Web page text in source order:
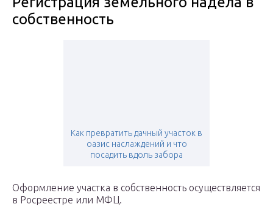
собственность
Как превратить дачный участок в
оазис наслаждений и что
посадить вдоль забора
Оформление участка в собственность осуществляется
в Росреестре или МФЦ.